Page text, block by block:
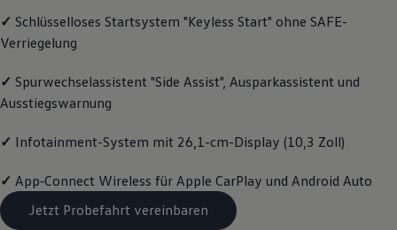
Motorenöl und Flüssigkeiten
Räder und Reifen
Volkswagen Teile
Modellspezifisches Zubehör
Transport
Individualisieren
Wallbox und Ladekabel
Digitale Extras
Dienste für Ihr Modell finden
✓ Schlüsselloses Startsystem "Keyless Start" ohne SAFE-
Verriegelung
✓ Spurwechselassistent "Side Assist", Ausparkassistent und
Ausstiegswarnung
✓ Infotainment-System mit 26,1-cm-Display (10,3 Zoll)
✓ App‑Connect Wireless für Apple CarPlay und Android Auto
Jetzt Probefahrt vereinbaren